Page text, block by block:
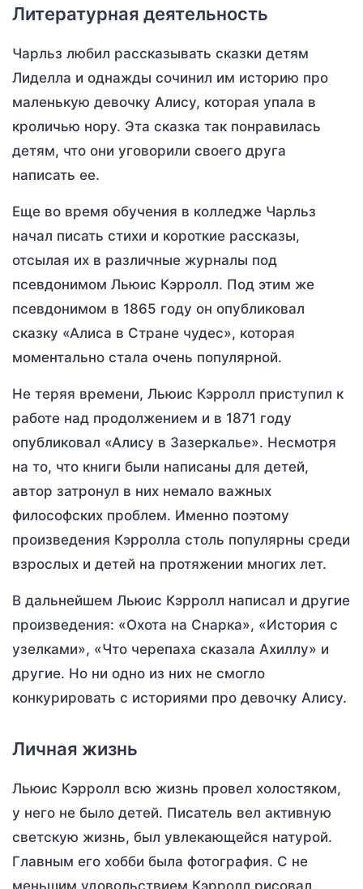
Литературная деятельность
Чарльз любил рассказывать сказки детям
Лиделла и однажды сочинил им историю про
маленькую девочку Алису, которая упала в
кроличью нору. Эта сказка так понравилась
детям, что они уговорили своего друга
написать ее.
Еще во время обучения в колледже Чарльз
начал писать стихи и короткие рассказы,
отсылая их в различные журналы под
псевдонимом Льюис Кэрролл. Под этим же
псевдонимом в 1865 году он опубликовал
сказку «Алиса в Стране чудес», которая
моментально стала очень популярной.
Не теряя времени, Льюис Кэрролл приступил к
работе над продолжением и в 1871 году
опубликовал «Алису в Зазеркалье». Несмотря
на то, что книги были написаны для детей,
автор затронул в них немало важных
философских проблем. Именно поэтому
произведения Кэрролла столь популярны среди
взрослых и детей на протяжении многих лет.
В дальнейшем Льюис Кэрролл написал и другие
произведения: «Охота на Снарка», «История с
узелками», «Что черепаха сказала Ахиллу» и
другие. Но ни одно из них не смогло
конкурировать с историями про девочку Алису.
Личная жизнь
Льюис Кэрролл всю жизнь провел холостяком,
у него не было детей. Писатель вел активную
светскую жизнь, был увлекающейся натурой.
Главным его хобби была фотография. С не
меньшим удовольствием Кэрролл рисовал,